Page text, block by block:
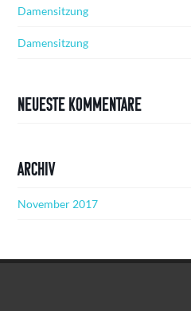
Damensitzung
Damensitzung
Neueste Kommentare
Archiv
November 2017